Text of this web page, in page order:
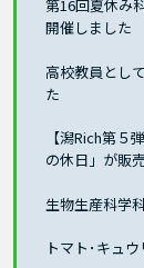
第16回夏休み
開催しました
高校教員とし
た
【潟Rich第５
の休日」が販
生物生産科学
トマト･キュ